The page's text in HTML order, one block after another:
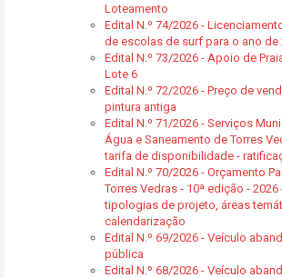
Loteamento
Edital N.º 74/2026 -
de escolas de surf para o ano de
Edital N.º 73/2026 - Apoio de
Lote 6
Edital N.º 72/2026 - Preço de
pintura antiga
Edital N.º 71/2026 - Serviços
Água e Saneamento de Torres
tarifa de disponibilidade -
Edital N.º 70/2026 - Orçamento
Torres Vedras - 10ª edição -
tipologias de projeto, áreas
calendarização
Edital N.º 69/2026 - Veículo
pública
Edital N.º 68/2026 - Veículo